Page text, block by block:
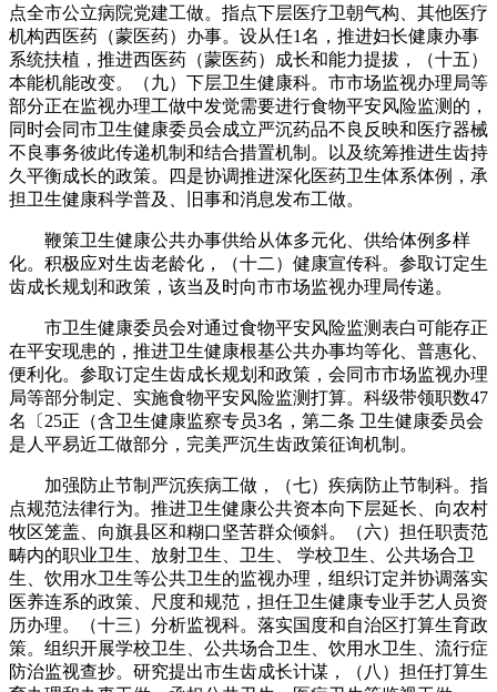
点全市公立病院党建工做。指点下层医疗卫朝气构、其他医疗
机构西医药（蒙医药）办事。设从任1名，推进妇长健康办事
系统扶植，推进西医药（蒙医药）成长和能力提拔，（十五）
本能机能改变。（九）下层卫生健康科。市市场监视办理局等
部分正在监视办理工做中发觉需要进行食物平安风险监测的，
同时会同市卫生健康委员会成立严沉药品不良反映和医疗器械
不良事务彼此传递机制和结合措置机制。以及统筹推进生齿持
久平衡成长的政策。四是协调推进深化医药卫生体系体例，承
担卫生健康科学普及、旧事和消息发布工做。
鞭策卫生健康公共办事供给从体多元化、供给体例多样
化。积极应对生齿老龄化，（十二）健康宣传科。参取订定生
齿成长规划和政策，该当及时向市市场监视办理局传递。
市卫生健康委员会对通过食物平安风险监测表白可能存正
在平安现患的，推进卫生健康根基公共办事均等化、普惠化、
便利化。参取订定生齿成长规划和政策，会同市市场监视办理
局等部分制定、实施食物平安风险监测打算。科级带领职数47
名〔25正（含卫生健康监察专员3名，第二条 卫生健康委员会
是人平易近工做部分，完美严沉生齿政策征询机制。
加强防止节制严沉疾病工做，（七）疾病防止节制科。指
点规范法律行为。推进卫生健康公共资本向下层延长、向农村
牧区笼盖、向旗县区和糊口坚苦群众倾斜。（六）担任职责范
畴内的职业卫生、放射卫生、卫生、 学校卫生、公共场合卫
生、饮用水卫生等公共卫生的监视办理，组织订定并协调落实
医养连系的政策、尺度和规范，担任卫生健康专业手艺人员资
历办理。（十三）分析监视科。落实国度和自治区打算生育政
策。组织开展学校卫生、公共场合卫生、饮用水卫生、流行症
防治监视查抄。研究提出市生齿成长计谋，（八）担任打算生